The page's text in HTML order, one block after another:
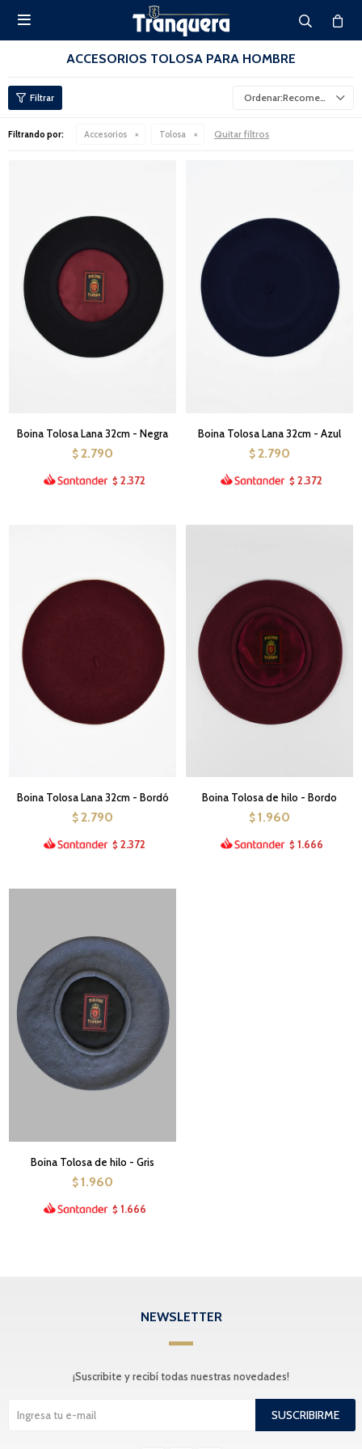

ACCESORIOS TOLOSA PARA HOMBRE
Recomendados
Filtrando por: Accesorios Tolosa Quitar filtros
Boina Tolosa Lana 32cm - Negra
$ 2.790
$ 2.372
Boina Tolosa Lana 32cm - Azul
$ 2.790
$ 2.372
Boina Tolosa Lana 32cm - Bordó
$ 2.790
$ 2.372
Boina Tolosa de hilo - Bordo
$ 1.960
$ 1.666
Boina Tolosa de hilo - Gris
$ 1.960
$ 1.666
NEWSLETTER
¡Suscribite y recibí todas nuestras novedades!
SUSCRIBIRME